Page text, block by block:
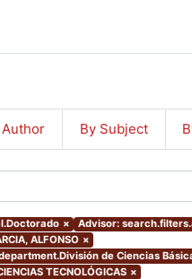
Author By Subject
× Advisor:
ALFONSO ×
de Ciencias
TECNOLÓGICAS ×